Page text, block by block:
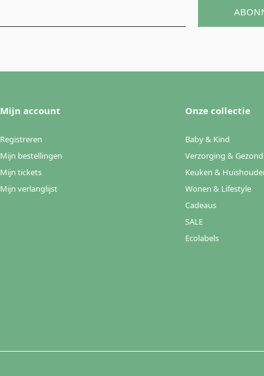
Mijn account
Registreren
Mijn bestellingen
Mijn tickets
Mijn verlanglijst
Onze collectie
Baby & Kind
Verzorging &
Keuken &
Wonen & Lifestyle
Cadeaus
SALE
Ecolabels